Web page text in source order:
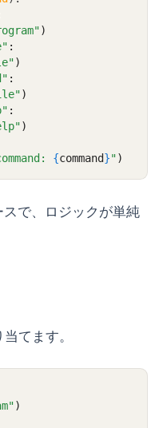
)
:
)
:
)
:
)
{command}")
で、ロジックが単純
てます。
)